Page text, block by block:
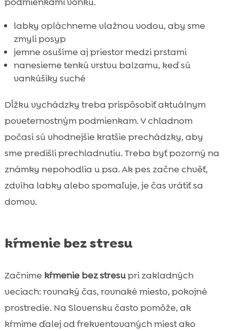
labky opláchneme vlažnou vodou, aby sme
zmyli posyp
jemne osušíme aj priestor medzi prstami
nanesieme tenkú vrstvu balzamu, keď sú
vankúšiky suché
Dĺžku vychádzky treba prispôsobiť aktuálnym
poveternostným podmienkam. V chladnom
počasí sú vhodnejšie kratšie prechádzky, aby
sme predišli prechladnutiu. Treba byť pozorný na
známky nepohodlia u psa. Ak pes začne chvěť,
zdvíha labky alebo spomaľuje, je čas vrátiť sa
domov.
kŕmenie bez stresu
Začnime kŕmenie bez stresupri zakladných
veciach: rovnaký čas, rovnaké miesto, pokojné
prostredie. Na Slovensku často pomôže, ak
kŕmime ďalej od frekventovaných miest ako